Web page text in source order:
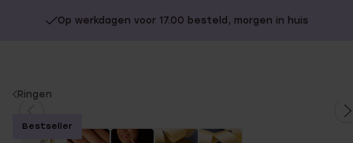
Op werkdagen voor 17.00 besteld, morgen in huis
You
here:
Ringen
Bestseller